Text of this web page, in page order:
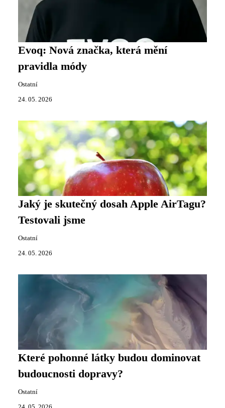
Evoq: Nová značka, která mění
pravidla módy
Ostatní
24. 05. 2026
Jaký je skutečný dosah Apple AirTagu?
Testovali jsme
Ostatní
24. 05. 2026
Které pohonné látky budou dominovat
budoucnosti dopravy?
Ostatní